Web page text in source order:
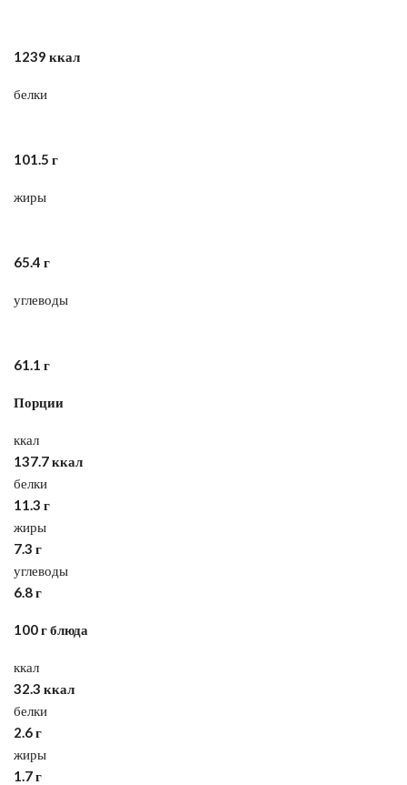
1239 ккал
белки
101.5 г
жиры
65.4 г
углеводы
61.1 г
Порции
ккал
137.7 ккал
белки
11.3 г
жиры
7.3 г
углеводы
6.8 г
100 г блюда
ккал
32.3 ккал
белки
2.6 г
жиры
1.7 г